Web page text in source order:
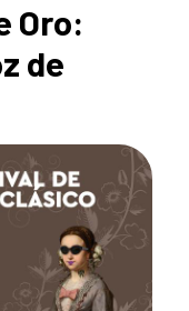
Oro:
de